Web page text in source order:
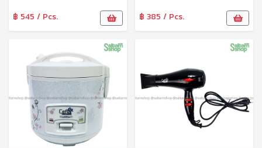
฿ 545 / Pcs. ฿ 385 / Pcs.